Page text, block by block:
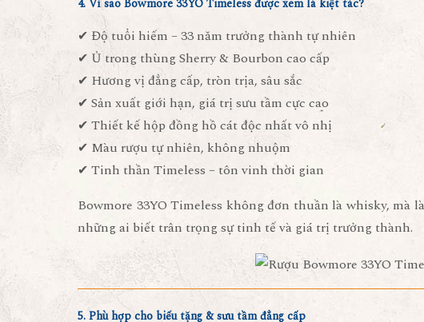
4. Vì sao Bowmore 33YO Timeless được xem là kiệt tác?
✔ Độ tuổi hiếm – 33 năm trưởng thành tự nhiên
✔ Ủ trong thùng Sherry & Bourbon cao cấp
✔ Hương vị đẳng cấp, tròn trịa, sâu sắc
✔ Sản xuất giới hạn, giá trị sưu tầm cực cao
✔ Thiết kế hộp đồng hồ cát độc nhất vô nhị
✔ Màu rượu tự nhiên, không nhuộm
✔ Tinh thần Timeless – tôn vinh thời gian
Bowmore 33YO Timeless không đơn thuần là whisky, mà là
những ai biết trân trọng sự tinh tế và giá trị trưởng thành.
5. Phù hợp cho biếu tặng & sưu tầm đẳng cấp